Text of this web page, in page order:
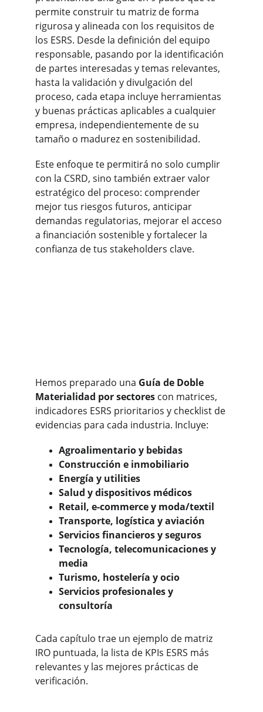
permite construir tu matriz de forma
rigurosa y alineada con los requisitos de
los ESRS. Desde la definición del equipo
responsable, pasando por la identificación
de partes interesadas y temas relevantes,
hasta la validación y divulgación del
proceso, cada etapa incluye herramientas
y buenas prácticas aplicables a cualquier
empresa, independientemente de su
tamaño o madurez en sostenibilidad.
Este enfoque te permitirá no solo cumplir
con la CSRD, sino también extraer valor
estratégico del proceso: comprender
mejor tus riesgos futuros, anticipar
demandas regulatorias, mejorar el acceso
a financiación sostenible y fortalecer la
confianza de tus stakeholders clave.
Hemos preparado una Guía de Doble
Materialidad por sectores con matrices,
indicadores ESRS prioritarios y checklist de
evidencias para cada industria. Incluye:
Agroalimentario y bebidas
Construcción e inmobiliario
Energía y utilities
Salud y dispositivos médicos
Retail, e-commerce y moda/textil
Transporte, logística y aviación
Servicios financieros y seguros
Tecnología, telecomunicaciones y
media
Turismo, hostelería y ocio
Servicios profesionales y
consultoría
Cada capítulo trae un ejemplo de matriz
IRO puntuada, la lista de KPIs ESRS más
relevantes y las mejores prácticas de
verificación.